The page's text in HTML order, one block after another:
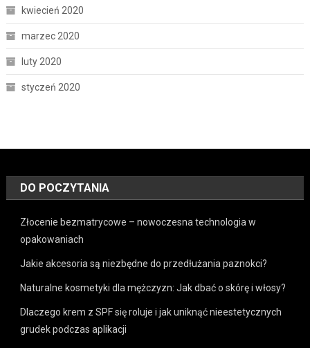
kwiecień 2020
marzec 2020
luty 2020
styczeń 2020
DO POCZYTANIA
Złocenie bezmatrycowe – nowoczesna technologia w
opakowaniach
Jakie akcesoria są niezbędne do przedłużania paznokci?
Naturalne kosmetyki dla mężczyzn: Jak dbać o skórę i włosy?
Dlaczego krem z SPF się roluje i jak uniknąć nieestetycznych
grudek podczas aplikacji